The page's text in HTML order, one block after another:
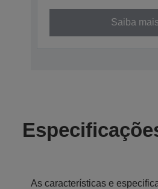
Saiba mais
As características e